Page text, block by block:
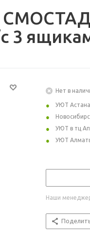
3
Нет в
УЮТ Астана
УЮТ в тц
УЮТ
Наши